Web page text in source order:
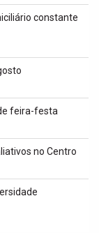
constante
feira-festa
no Centro